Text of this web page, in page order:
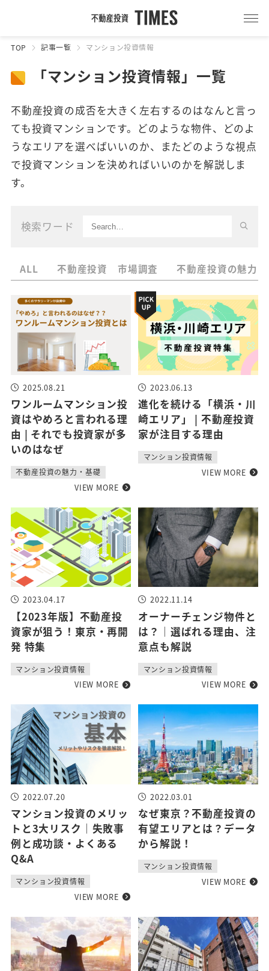
TOP 記事一覧 マンション投資情報
「マンション投資情報」一覧
不動産投資の成否を大きく左右するのはなんと言っ
ても投資マンションです。どのような物件、どのよ
うなエリアを選べばいいのか、またどのような視点
で投資マンションを決めればいいのかを解説しま
す。
検索ワード
ALL 不動産投資 市場調査 不動産投資の魅力
2025.08.21
ワンルームマンション投
資はやめろと言われる理
由 | それでも投資家が多
いのはなぜ
不動産投資の魅力・基礎
VIEW MORE
2023.06.13
進化を続ける「横浜・川
崎エリア」 | 不動産投資
家が注目する理由
マンション投資情報
VIEW MORE
2023.04.17
【2023年版】不動産投
資家が狙う！東京・再開
発 特集
マンション投資情報
VIEW MORE
2022.11.14
オーナーチェンジ物件と
は？｜選ばれる理由、注
意点も解説
マンション投資情報
VIEW MORE
2022.07.20
マンション投資のメリッ
トと3大リスク｜失敗事
例と成功談・よくある
Q&A
マンション投資情報
VIEW MORE
2022.03.01
なぜ東京？不動産投資の
有望エリアとは？データ
から解説！
マンション投資情報
VIEW MORE